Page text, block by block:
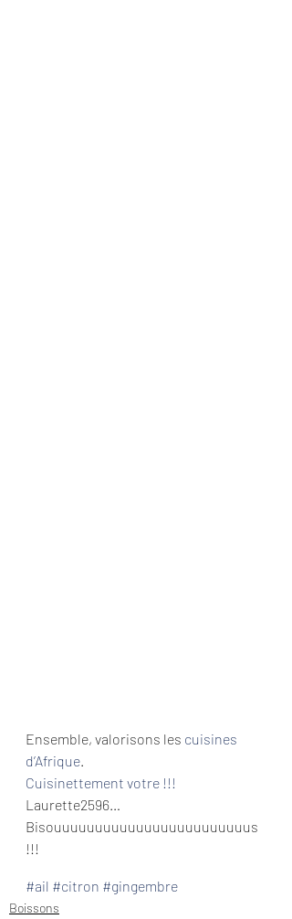
Ensemble, valorisons les cuisines
d’Afrique.
Cuisinettement votre !!!
Laurette2596…
Bisouuuuuuuuuuuuuuuuuuuuuuuus
!!!
#ail #citron #gingembre
Boissons